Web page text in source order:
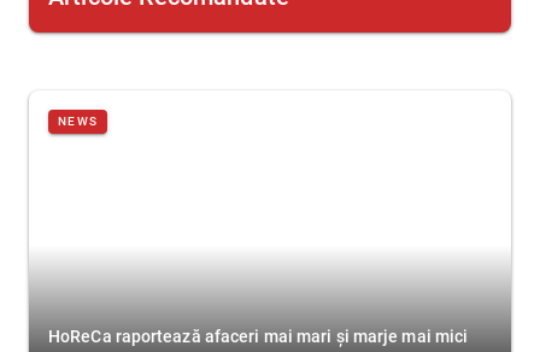
NEWS
HoReCa raportează afaceri mai mari și marje mai mici